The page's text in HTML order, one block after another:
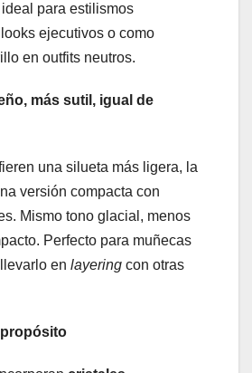
para estilismos
ejecutivos o como
en outfits neutros.
más sutil, igual de
una silueta más ligera, la
versión compacta con
Mismo tono glacial, menos
Perfecto para muñecas
en layering con otras